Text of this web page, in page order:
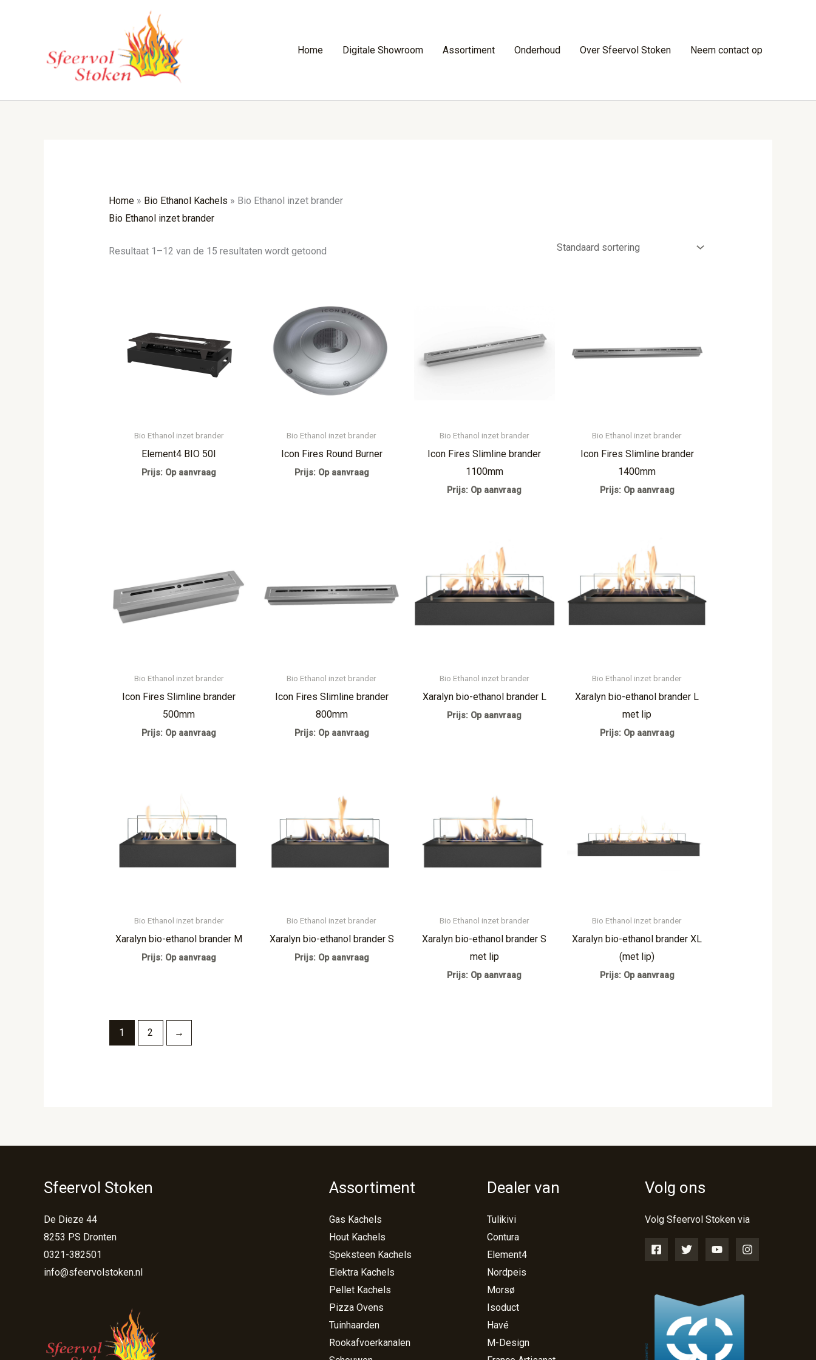
Home Digitale Showroom Assortiment Onderhoud Over Sfeervol Stoken Neem contact op
Home» Bio Ethanol Kachels » Bio Ethanol inzet brander
Bio Ethanol inzet brander
Resultaat 1–12 van de 15 resultaten wordt getoond
Bio Ethanol inzet brander
Element4 BIO 50I
Prijs: Op aanvraag
Bio Ethanol inzet brander
Icon Fires Round Burner
Prijs: Op aanvraag
Bio Ethanol inzet brander
Icon Fires Slimline brander
1100mm
Prijs: Op aanvraag
Bio Ethanol inzet brander
Icon Fires Slimline brander
1400mm
Prijs: Op aanvraag
Bio Ethanol inzet brander
Icon Fires Slimline brander
500mm
Prijs: Op aanvraag
Bio Ethanol inzet brander
Icon Fires Slimline brander
800mm
Prijs: Op aanvraag
Bio Ethanol inzet brander
Xaralyn bio-ethanol brander L
Prijs: Op aanvraag
Bio Ethanol inzet brander
Xaralyn bio-ethanol brander L
met lip
Prijs: Op aanvraag
Bio Ethanol inzet brander
Xaralyn bio-ethanol brander M
Prijs: Op aanvraag
Bio Ethanol inzet brander
Xaralyn bio-ethanol brander S
Prijs: Op aanvraag
Bio Ethanol inzet brander
Xaralyn bio-ethanol brander S
met lip
Prijs: Op aanvraag
Bio Ethanol inzet brander
Xaralyn bio-ethanol brander XL
(met lip)
Prijs: Op aanvraag
1 2 →
Sfeervol Stoken
De Dieze 44
8253 PS Dronten
0321-382501
info@sfeervolstoken.nl
Assortiment
Gas Kachels
Hout Kachels
Speksteen Kachels
Elektra Kachels
Pellet Kachels
Pizza Ovens
Tuinhaarden
Rookafvoerkanalen
Dealer van
Tulikivi
Contura
Element4
Nordpeis
Morsø
Isoduct
Havé
M-Design
Volg ons
Volg Sfeervol Stoken via